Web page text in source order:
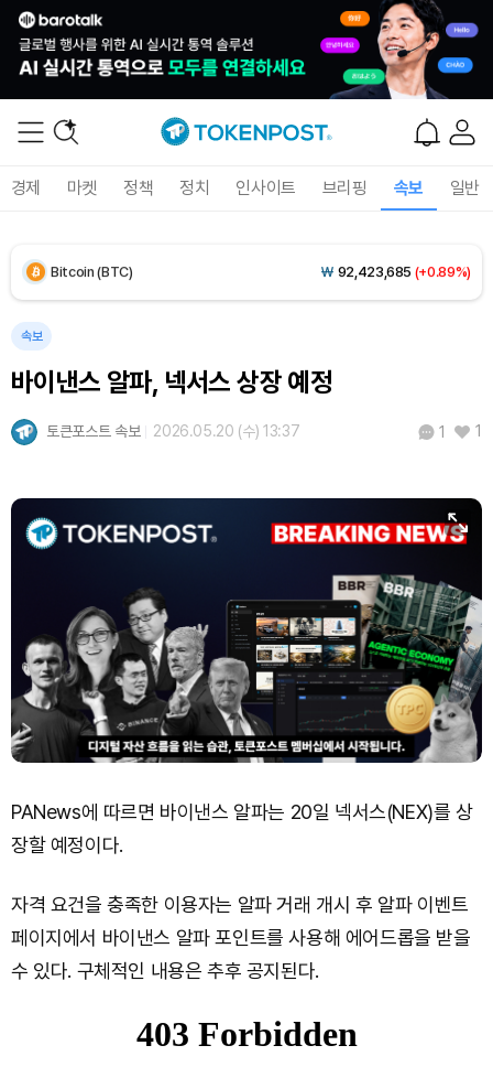
경제 마켓 정책 정치 인사이트 브리핑 속보 일반
Solana (SOL) ₩ 105,017(+1.48%)
Bitcoin (BTC) ₩ 92,423,685 (+0.89%)
속보
바이낸스 알파, 넥서스 상장 예정
토큰포스트 속보 2026.05.20 (수) 13:37 1 1
PANews에 따르면 바이낸스 알파는 20일 넥서스(NEX)를 상
장할 예정이다.
자격 요건을 충족한 이용자는 알파 거래 개시 후 알파 이벤트
페이지에서 바이낸스 알파 포인트를 사용해 에어드롭을 받을
수 있다. 구체적인 내용은 추후 공지된다.